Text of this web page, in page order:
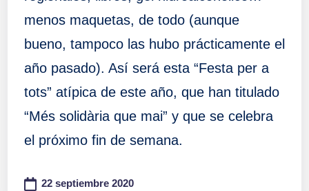
menos maquetas, de todo (aunque
bueno, tampoco las hubo prácticamente el
año pasado). Así será esta “Festa per a
tots” atípica de este año, que han titulado
“Més solidària que mai” y que se celebra
el próximo fin de semana.
22 septiembre 2020